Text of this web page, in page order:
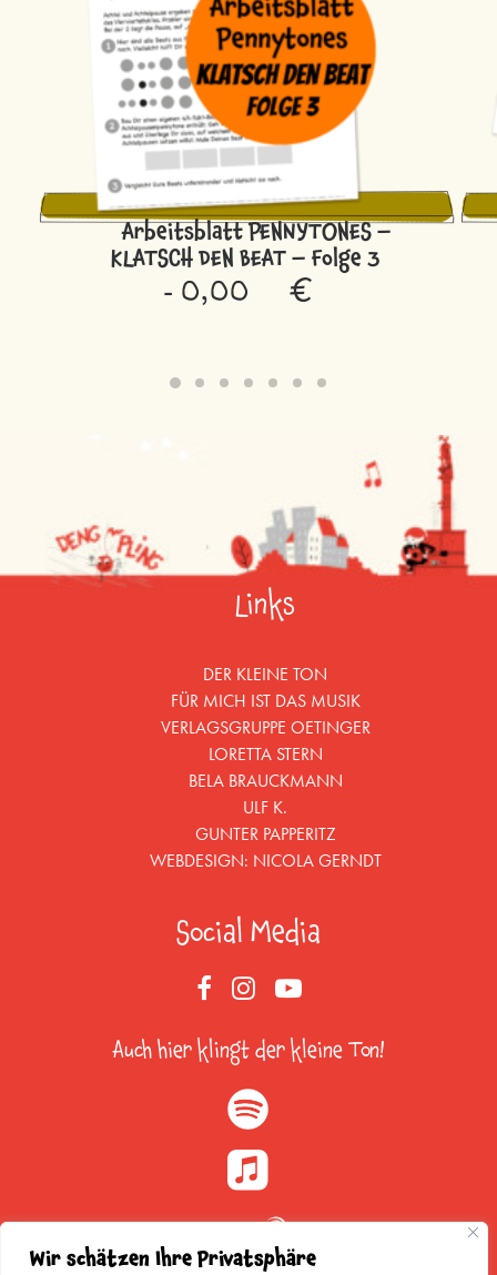
Wir schätzen Ihre Privatsphäre
Arbeitsblatt PENNYTONES –
KLATSCH DEN BEAT – Folge 3
0,00 €
Links
DER KLEINE TON
FÜR MICH IST DAS MUSIK
VERLAGSGRUPPE OETINGER
LORETTA STERN
BELA BRAUCKMANN
ULF K.
GUNTER PAPPERITZ
WEBDESIGN: NICOLA GERNDT
Social Media
Auch hier klingt der kleine Ton!